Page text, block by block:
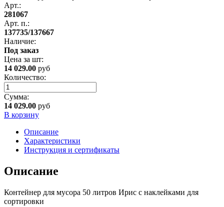
Арт.:
281067
Арт. п.:
137735/137667
Наличие:
Под заказ
Цена за шт:
14 029.00 руб
Количество:
Сумма:
14 029.00 руб
В корзину
Описание
Характеристики
Инструкция и сертификаты
Описание
Контейнер для мусора 50 литров Ирис c наклейками для
сортировки